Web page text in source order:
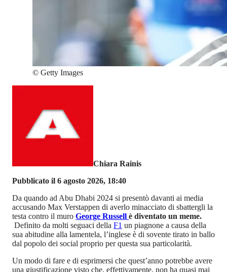
© Getty Images
Chiara Rainis
Pubblicato il 6 agosto 2026, 18:40
Da quando ad Abu Dhabi 2024 si presentò davanti ai media
accusando Max Verstappen di averlo minacciato di sbattergli la
testa contro il muro George Russell è diventato un meme.
Definito da molti seguaci della F1 un piagnone a causa della
sua abitudine alla lamentela, l’inglese è di sovente tirato in ballo
dal popolo dei social proprio per questa sua particolarità.
Un modo di fare e di esprimersi che quest’anno potrebbe avere
una giustificazione visto che, effettivamente, non ha quasi mai